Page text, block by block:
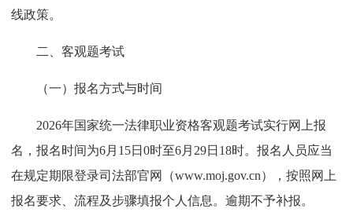
线政策。
二、客观题考试
（一）报名方式与时间
2026年国家统一法律职业资格客观题考试实行网上报
名，报名时间为6月15日0时至6月29日18时。报名人员应当
在规定期限登录司法部官网（www.moj.gov.cn），按照网上
报名要求、流程及步骤填报个人信息。逾期不予补报。